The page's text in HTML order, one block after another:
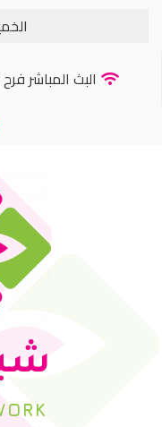
الخميس:
البث المباشر فرح FM